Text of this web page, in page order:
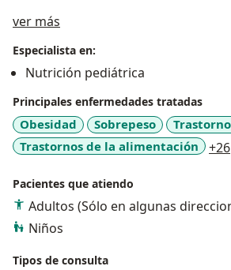
ver más
Especialista en:
Nutrición pediátrica
Principales enfermedades tratadas
Obesidad Sobrepeso
Trastornos de la alimentación
+26
Pacientes que atiendo
Adultos (Sólo en algunas
Niños
Tipos de consulta